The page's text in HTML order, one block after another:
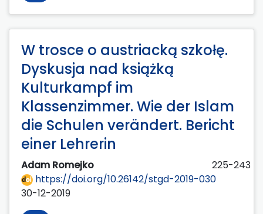
W trosce o austriacką szkołę.
Dyskusja nad książką
Kulturkampf im
Klassenzimmer. Wie der Islam
die Schulen verändert. Bericht
einer Lehrerin
Adam Romejko
225-243
https://doi.org/10.26142/stgd-2019-030
30-12-2019